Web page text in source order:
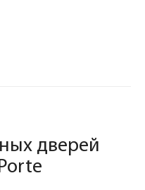
дверей